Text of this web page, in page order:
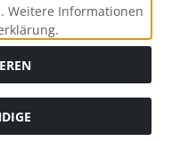
Weitere Informationen